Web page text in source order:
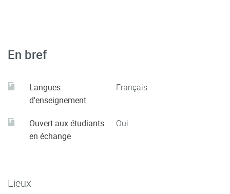
En bref
Langues
d'enseignement
Français
Ouvert aux étudiants
en échange
Oui
Lieux